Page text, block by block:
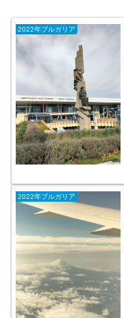
2022年ブルガリア
2022年ブルガリア